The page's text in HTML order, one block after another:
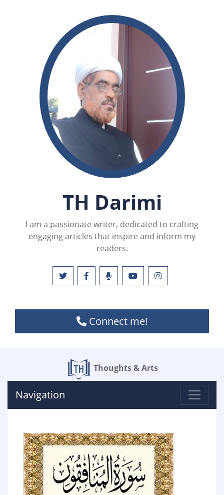
TH Darimi
I am a passionate writer, dedicated to crafting
engaging articles that inspire and inform my
readers.
Connect me!
Thoughts & Arts
Navigation